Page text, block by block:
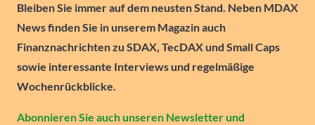
Bleiben Sie immer auf dem neusten Stand. Neben MDAX
News finden Sie in unserem Magazin auch
Finanznachrichten zu SDAX, TecDAX und Small Caps
sowie interessante Interviews und regelmäßige
Wochenrückblicke.
Abonnieren Sie auch unseren Newsletter und